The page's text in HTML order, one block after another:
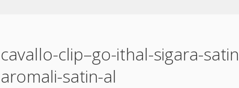
cavallo-clip–go-ithal-sigara-
aromali-satin-al